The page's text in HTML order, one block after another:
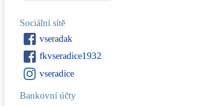
Sociální sítě
vseradak
fkvseradice1932
vseradice
Bankovní účty